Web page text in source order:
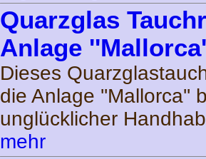
Quarzglas
Anlage
Dieses
die Anlage ''Mallorca''
unglücklicher
mehr